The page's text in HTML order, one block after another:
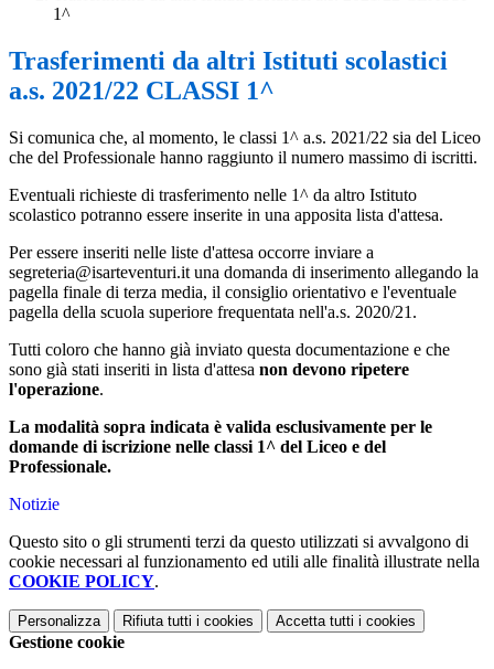
1^
Trasferimenti da altri Istituti scolastici
a.s. 2021/22 CLASSI 1^
Si comunica che, al momento, le classi 1^ a.s. 2021/22 sia del Liceo
che del Professionale hanno raggiunto il numero massimo di iscritti.
Eventuali richieste di trasferimento nelle 1^ da altro Istituto
scolastico potranno essere inserite in una apposita lista d'attesa.
Per essere inseriti nelle liste d'attesa occorre inviare a
segreteria@isarteventuri.it una domanda di inserimento allegando la
pagella finale di terza media, il consiglio orientativo e l'eventuale
pagella della scuola superiore frequentata nell'a.s. 2020/21.
Tutti coloro che hanno già inviato questa documentazione e che
sono già stati inseriti in lista d'attesa non devono ripetere
l'operazione.
La modalità sopra indicata è valida esclusivamente per le
domande di iscrizione nelle classi 1^ del Liceo e del
Professionale.
Notizie
Questo sito o gli strumenti terzi da questo utilizzati si avvalgono di
cookie necessari al funzionamento ed utili alle finalità illustrate nella
COOKIE POLICY.
Personalizza Rifiuta tutti i cookies Accetta tutti i cookies
Gestione cookie